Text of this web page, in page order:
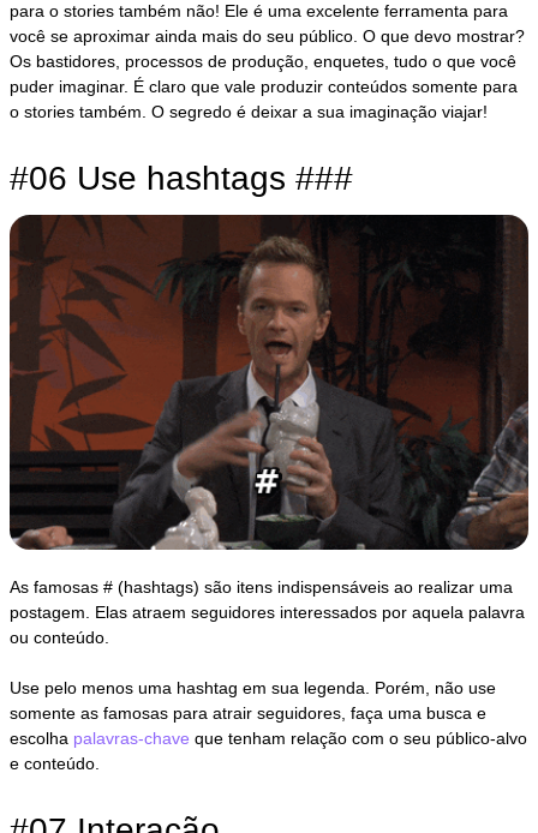
para o stories também não! Ele é uma excelente ferramenta para
você se aproximar ainda mais do seu público. O que devo mostrar?
Os bastidores, processos de produção, enquetes, tudo o que você
puder imaginar. É claro que vale produzir conteúdos somente para
o stories também. O segredo é deixar a sua imaginação viajar!
#06 Use hashtags ###
As famosas # (hashtags) são itens indispensáveis ao realizar uma
postagem. Elas atraem seguidores interessados por aquela palavra
ou conteúdo.
Use pelo menos uma hashtag em sua legenda. Porém, não use
somente as famosas para atrair seguidores, faça uma busca e
escolha palavras-chave que tenham relação com o seu público-alvo
e conteúdo.